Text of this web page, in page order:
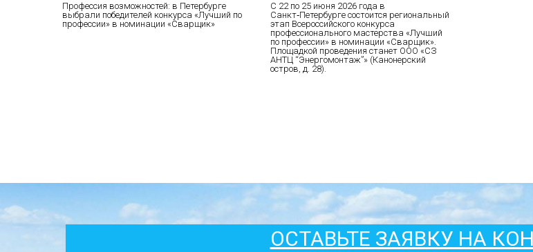
Профессия возможностей: в Петербурге
выбрали победителей конкурса «Лучший по
профессии» в номинации «Сварщик»
С 22 по 25 июня 2026 года в
Санкт‑Петербурге состоится региональный
этап Всероссийского конкурса
профессионального мастерства «Лучший
по профессии» в номинации «Сварщик».
Площадкой проведения станет ООО «СЗ
АНТЦ “Энергомонтаж”» (Канонерский
остров, д. 28).
ОСТАВЬТЕ ЗАЯВКУ НА